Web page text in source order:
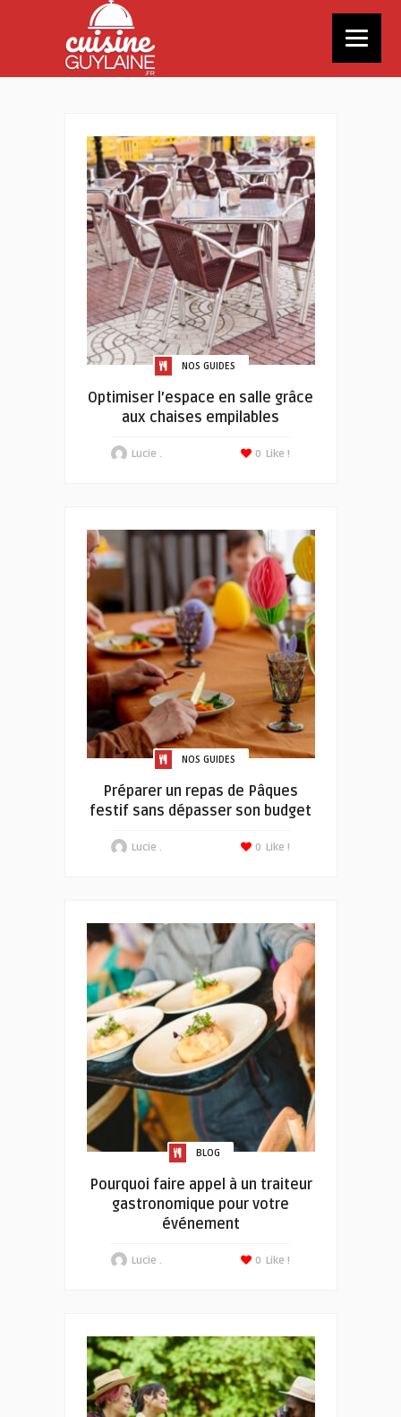
NOS GUIDES
Optimiser l’espace en salle grâce
aux chaises empilables
Lucie . Like !
0
NOS GUIDES
Préparer un repas de Pâques
festif sans dépasser son budget
Lucie . Like !
0
BLOG
Pourquoi faire appel à un traiteur
gastronomique pour votre
événement
Lucie . Like !
0